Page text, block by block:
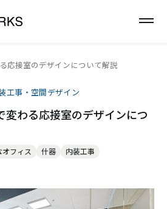
応接室のデザインについて解説
工事・空間デザイン
変わる応接室のデザインにつ
フィス 什器
内装工事